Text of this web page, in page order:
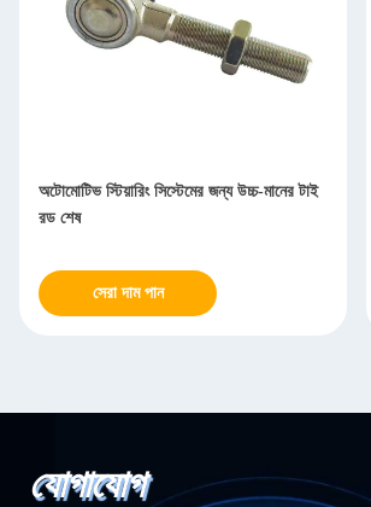
অটোমোটিভ স্টিয়ারিং সিস্টেমের জন্য উচ্চ-মানের টাই
রড শেষ
সেরা দাম পান
যোগাযোগ